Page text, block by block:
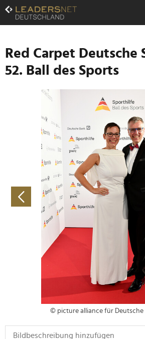
Zum
Inhalt
Zur
Navigation
Zur
Hauptnavigation
Red Carpet
52. Ball des Sports
© picture alliance für